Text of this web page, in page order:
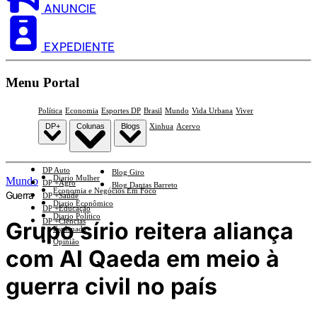
ANUNCIE
EXPEDIENTE
Menu Portal
Política Economia Esportes DP Brasil Mundo Vida Urbana Viver
DP+
DP Auto
DP +Agro
DP +Saúde
DP +Educação
DP +Ciências
Colunas
Diario Mulher
Economia e Negócios Em Foco
Diario Econômico
Diario Político
Esplanada
Opinião
Blogs
Blog Giro
Blog Dantas Barreto
Xinhua Acervo
Mundo
Guerra
Grupo sírio reitera aliança
com Al Qaeda em meio à
guerra civil no país